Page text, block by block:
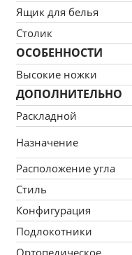
без механизма
:
представляет
просмотром
литературы.
Ящик для белья
Столик
ОСОБЕННОСТИ
Высокие ножки
ДОПОЛНИТЕЛЬНО
Раскладной
Назначение
Расположение угла
Стиль
Конфигурация
Подлокотники